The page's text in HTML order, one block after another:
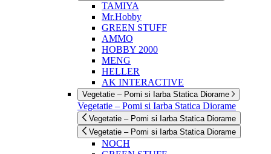
TAMIYA
Mr.Hobby
GREEN STUFF
AMMO
HOBBY 2000
MENG
HELLER
AK INTERACTIVE
Vegetatie – Pomi si Iarba Statica Diorame
Vegetatie – Pomi si Iarba Statica Diorame
Vegetatie – Pomi si Iarba Statica Diorame
Vegetatie – Pomi si Iarba Statica Diorame
NOCH